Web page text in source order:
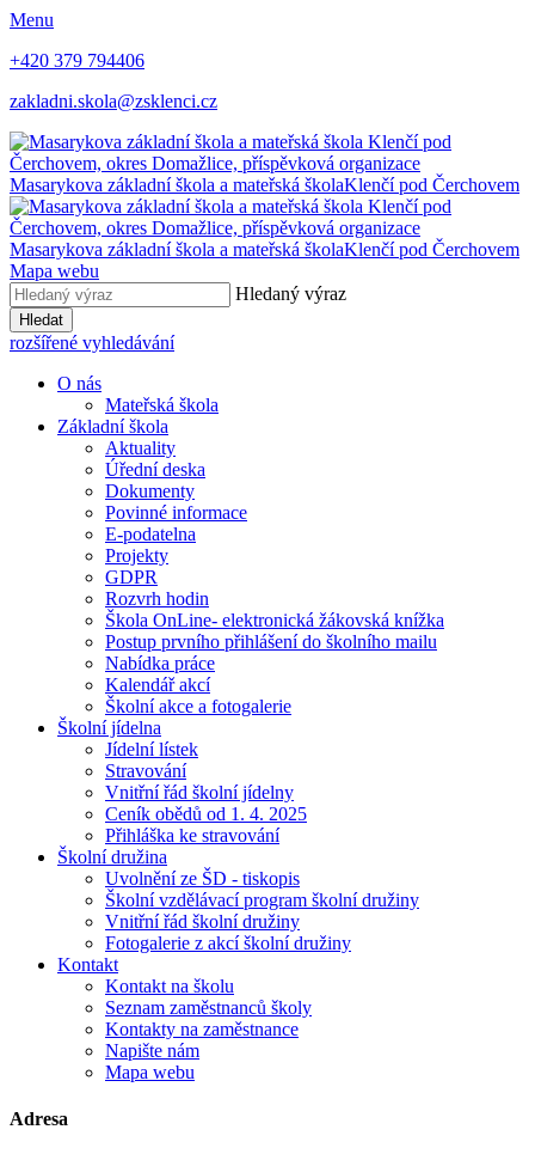
Menu
+420 379 794406
zakladni.skola@zsklenci.cz
Masarykova základní škola a mateřská školaKlenčí pod Čerchovem
Masarykova základní škola a mateřská školaKlenčí pod Čerchovem
Mapa webu
Hledaný výraz
Hledat
rozšířené vyhledávání
O nás
Mateřská škola
Základní škola
Aktuality
Úřední deska
Dokumenty
Povinné informace
E-podatelna
Projekty
GDPR
Rozvrh hodin
Škola OnLine- elektronická žákovská knížka
Postup prvního přihlášení do školního mailu
Nabídka práce
Kalendář akcí
Školní akce a fotogalerie
Školní jídelna
Jídelní lístek
Stravování
Vnitřní řád školní jídelny
Ceník obědů od 1. 4. 2025
Přihláška ke stravování
Školní družina
Uvolnění ze ŠD - tiskopis
Školní vzdělávací program školní družiny
Vnitřní řád školní družiny
Fotogalerie z akcí školní družiny
Kontakt
Kontakt na školu
Seznam zaměstnanců školy
Kontakty na zaměstnance
Napište nám
Mapa webu
Adresa